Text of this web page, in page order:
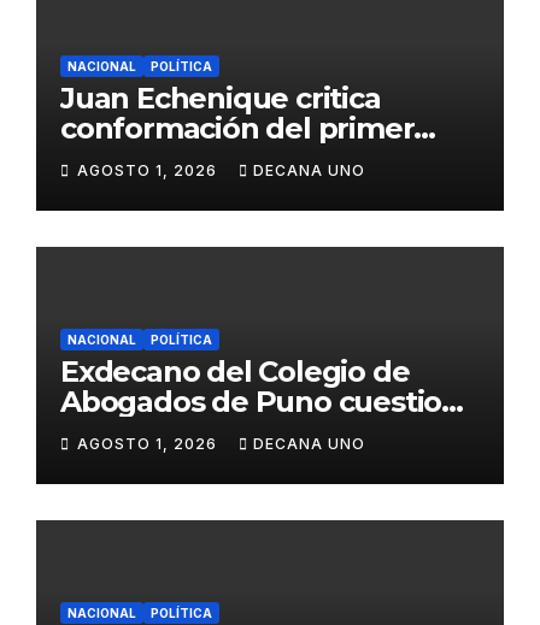
NACIONAL POLÍTICA
Juan Echenique critica
conformación del primer
gabinete ministerial de Keiko
Fujimori
AGOSTO 1, 2026 DECANA UNO
NACIONAL POLÍTICA
Exdecano del Colegio de
Abogados de Puno cuestiona
propuestas sobre seguridad
ciudadana
AGOSTO 1, 2026 DECANA UNO
NACIONAL POLÍTICA